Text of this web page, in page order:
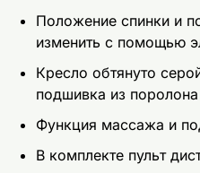
Положение спинки и
изменить с помощью
Кресло обтянуто
подшивка из поролона
Функция массажа и
В комплекте пульт